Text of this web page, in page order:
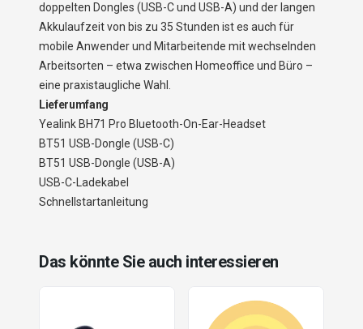
doppelten Dongles (USB-C und USB-A) und der langen
Akkulaufzeit von bis zu 35 Stunden ist es auch für
mobile Anwender und Mitarbeitende mit wechselnden
Arbeitsorten – etwa zwischen Homeoffice und Büro –
eine praxistaugliche Wahl.
Lieferumfang
Yealink BH71 Pro Bluetooth-On-Ear-Headset
BT51 USB-Dongle (USB-C)
BT51 USB-Dongle (USB-A)
USB-C-Ladekabel
Schnellstartanleitung
Das könnte Sie auch interessieren